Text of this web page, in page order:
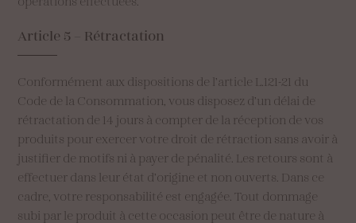
Article 5 Rétractation
Conformément aux dispositions de l’article L.121-21 du
Code de la Consommation, vous disposez d’un délai de
rétractation de 14 jours à compter de la réception de vos
produits pour exercer votre droit de rétraction sans avoir à
justifier de motifs ni à payer de pénalité. Les retours sont à
effectuer dans leur état d’origine et non ouverts. Dans ce
cadre, votre responsabilité est engagée. Tout dommage
subi par le produit à cette occasion peut être de nature à